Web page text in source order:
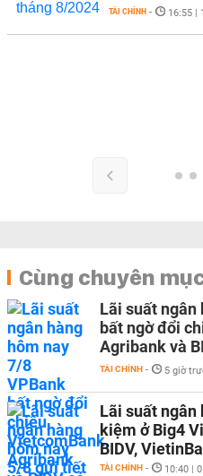
TÀI CHÍNH - 16:55 |
Cùng chuyên
Lãi suất ngân
bất ngờ đổi
Agribank và
TÀI CHÍNH - 5 giờ
Lãi suất
kiệm ở Big4
BIDV,
TÀI CHÍNH - 10:40 |